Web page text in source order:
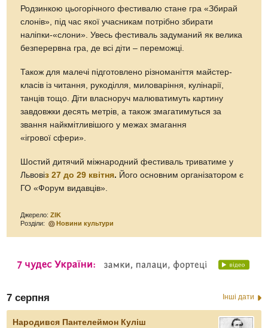
Родзинкою цьогорічного фестивалю стане гра «Збирай
слонів», під час якої учасникам потрібно збирати
наліпки-«слони». Увесь фестиваль задуманий як велика
безперервна гра, де всі діти – переможці.
Також для малечі підготовлено різноманіття майстер-
класів із читання, рукоділля, миловаріння, кулінарії,
танців тощо. Діти власноруч малюватимуть картину
завдовжки десять метрів, а також змагатимуться за
звання найкмітливішого у межах змагання
«ігрової сфери».
Шостий дитячий міжнародний фестиваль триватиме у
Львовіз 27 до 29 квітня. Його основним організатором є
ГО «Форум видавців».
Джерело:ZIK
Розділи:
Новини культури
7 серпня Інші дати
Народився Пантелеймон Куліш